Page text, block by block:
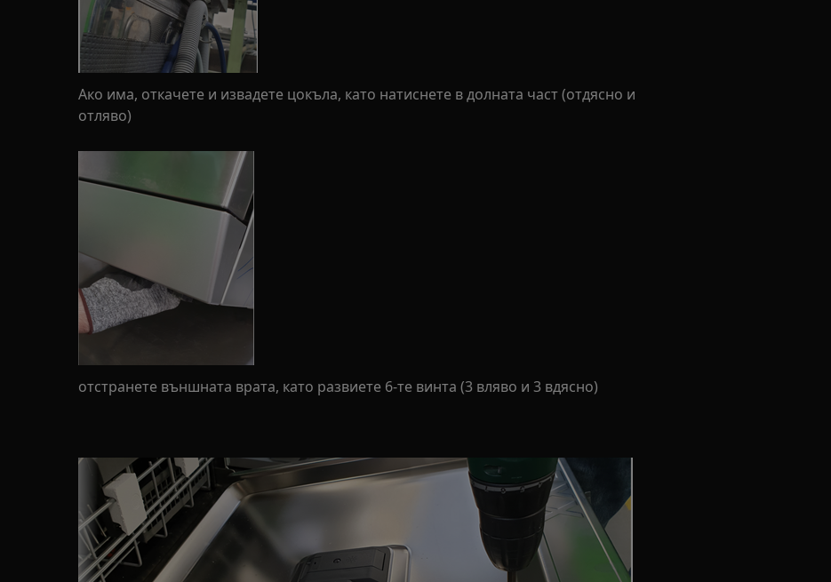
Ако има, откачете и извадете цокъла, като натиснете в долната част (отдясно и
отляво)
отстранете външната врата, като развиете 6-те винта (3 вляво и 3 вдясно)